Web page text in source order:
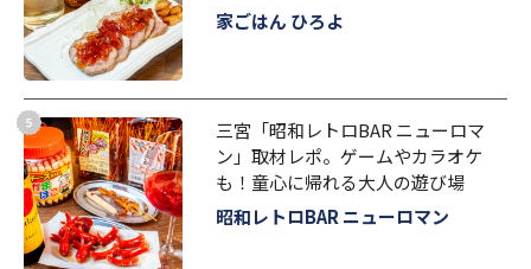
家ごはん ひろよ
三宮「昭和レトロBAR ニューロマ
ン」取材レポ。ゲームやカラオケ
も！童心に帰れる大人の遊び場
昭和レトロBAR ニューロマン